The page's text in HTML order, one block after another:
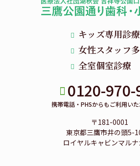
キッズ専用診
女性スタッフ
全室個室診療
0120-970-
携帯電話・PHSからもご利用いた
〒181-0001
東京都三鷹市井の頭5-
ロイヤルキャビンマル